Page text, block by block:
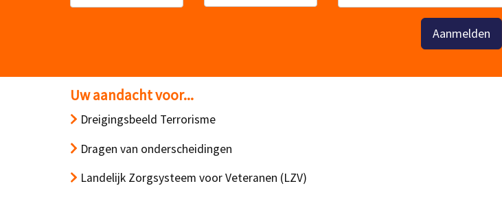
Aanmelden
Uw aandacht voor...
Dreigingsbeeld Terrorisme
Dragen van onderscheidingen
Landelijk Zorgsysteem voor Veteranen (LZV)